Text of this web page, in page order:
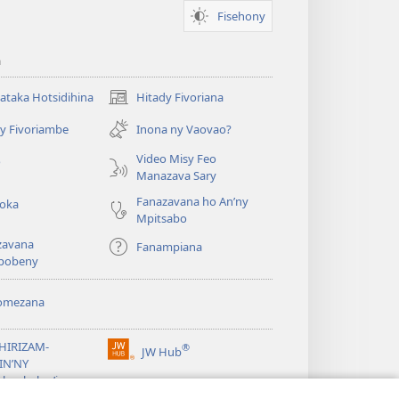
Fisehony
Hotsidihina Hitady Fivoriana
(manokatra
rohy)
Fivoriambe
Inona ny Vaovao?
Video Misy Feo
Manazava Sary
Fanazavana ho An’ny
Mpitsabo
Fanampiana
JW Hub®
(manokatra
rohy)